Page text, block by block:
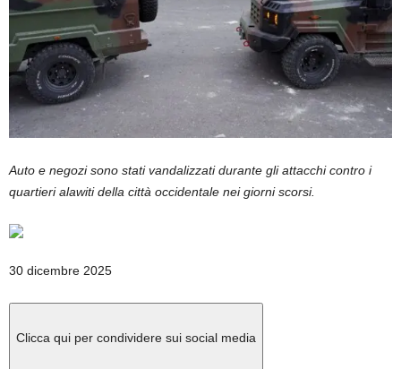
Auto e negozi sono stati vandalizzati durante gli attacchi contro i
quartieri alawiti della città occidentale nei giorni scorsi.
Pubblicato
dicembre
30 dicembre 2025
Clicca qui per condividere sui social media